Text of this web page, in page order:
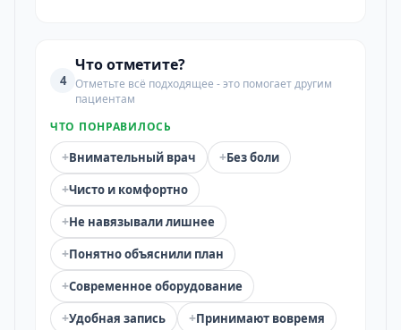
4
Что отметите?
Отметьте всё подходящее - это помогает другим
пациентам
ЧТО ПОНРАВИЛОСЬ
+Внимательный врач +Без боли
+Чисто и комфортно
+Не навязывали лишнее
+Понятно объяснили план
+Современное оборудование
+Удобная запись +Принимают вовремя